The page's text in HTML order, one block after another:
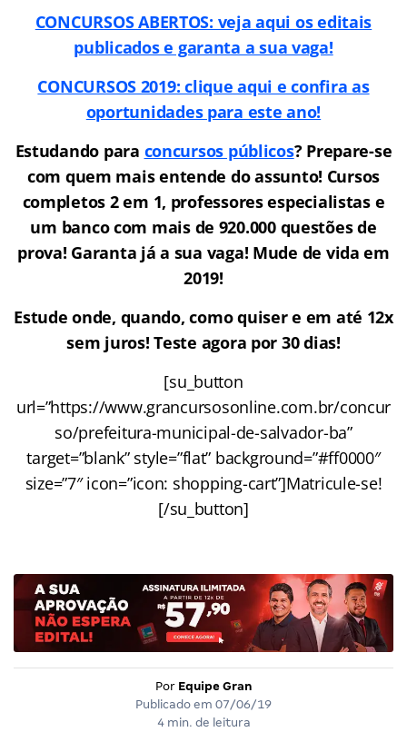
CONCURSOS ABERTOS: veja aqui os editais
publicados e garanta a sua vaga!
CONCURSOS 2019: clique aqui e confira as
oportunidades para este ano!
Estudando para concursos públicos? Prepare-se
com quem mais entende do assunto! Cursos
completos 2 em 1, professores especialistas e
um banco com mais de 920.000 questões de
prova! Garanta já a sua vaga! Mude de vida em
2019!
Estude onde, quando, como quiser e em até 12x
sem juros! Teste agora por 30 dias!
[su_button
url=”https://www.grancursosonline.com.br/concur
so/prefeitura-municipal-de-salvador-ba”
target=”blank” style=”flat” background=”#ff0000″
size=”7″ icon=”icon: shopping-cart”]Matricule-se!
[/su_button]
Por Equipe Gran
Publicado em 07/06/19
4 min. de leitura